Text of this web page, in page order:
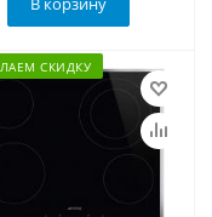
СКИДКУ